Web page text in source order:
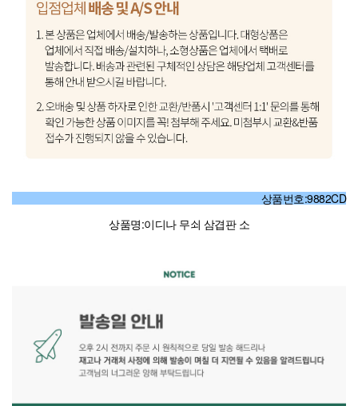
상품번호:9882CD
상품명:이디나 무쇠 삼겹판 소